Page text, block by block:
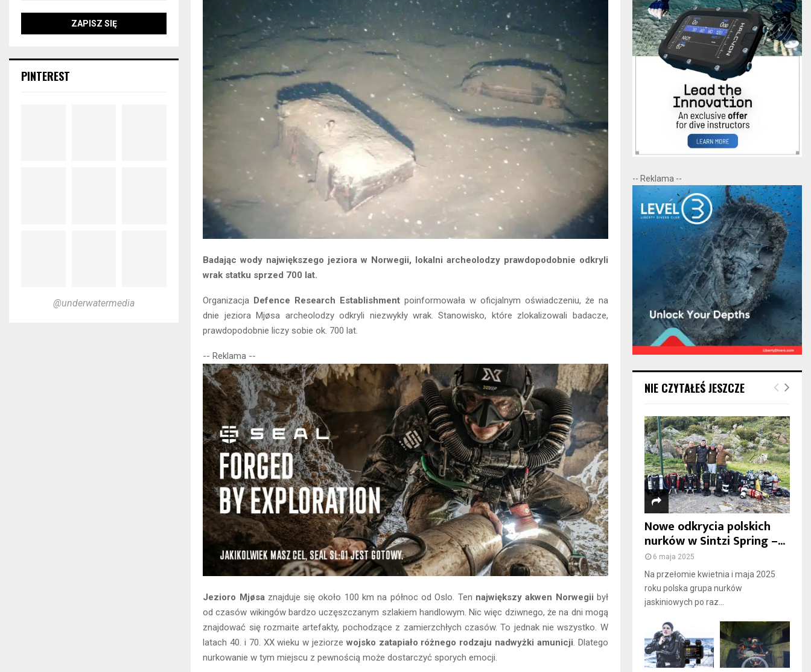
Badając wody największego jeziora w Norwegii, lokalni archeolodzy prawdopodobnie odkryli
wrak statku sprzed 700 lat.
Organizacja Defence Research Establishment poinformowała w oficjalnym oświadczeniu, że na
dnie jeziora Mjøsa archeolodzy odkryli niezwykły wrak. Stanowisko, które zlokalizowali badacze,
prawdopodobnie liczy sobie ok. 700 lat.
-- Reklama --
Jezioro Mjøsa znajduje się około 100 km na północ od Oslo. Ten największy akwen Norwegii był
od czasów wikingów bardzo uczęszczanym szlakiem handlowym. Nic więc dziwnego, że na dni mogą
znajdować się rozmaite artefakty, pochodzące z zamierzchłych czasów. To jednak nie wszystko. W
latach 40. i 70. XX wieku w jeziorze wojsko zatapiało różnego rodzaju nadwyżki amunicji . Dlatego
nurkowanie w tym miejscu z pewnością może dostarczyć sporych emocji.
PINTEREST
@underwatermedia
-- Reklama --
NIE CZYTAŁEŚ JESZCZE
Nowe odkrycia polskich
nurków w Sintzi Spring –...
6 maja 2025
Na przełomie kwietnia i maja 2025
roku polska grupa nurków
jaskiniowych po raz...